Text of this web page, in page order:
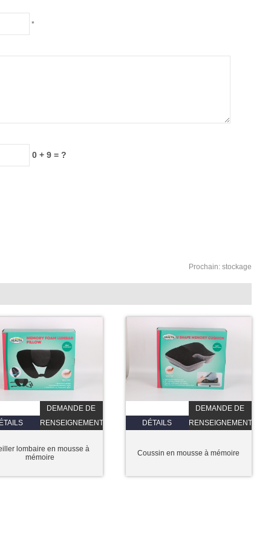
*
0 + 9 = ?
Prochain: stockage
DEMANDE DE
RENSEIGNEMENTS
lombaire en mousse à
mémoire
DÉTAILS
DEMANDE DE
RENSEIGNEMENTS
Coussin en mousse à mémoire